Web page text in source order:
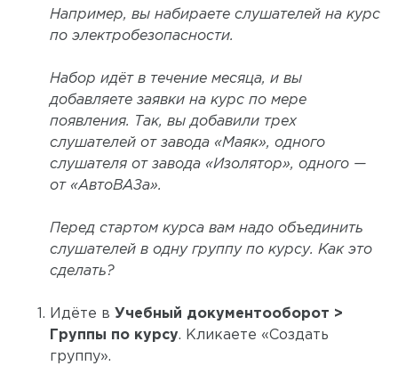
Например, вы набираете слушателей на курс
по электробезопасности.
Набор идёт в течение месяца, и вы
добавляете заявки на курс по мере
появления. Так, вы добавили трех
слушателей от завода «Маяк», одного
слушателя от завода «Изолятор», одного —
от «АвтоВАЗа».
Перед стартом курса вам надо объединить
слушателей в одну группу по курсу. Как это
сделать?
Идёте в Учебный документооборот >
Группы по курсу. Кликаете «Создать
группу».